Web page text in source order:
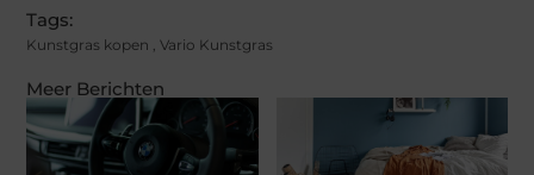
Meer Berichten
Tags:
Kunstgras kopen ,Vario Kunstgras